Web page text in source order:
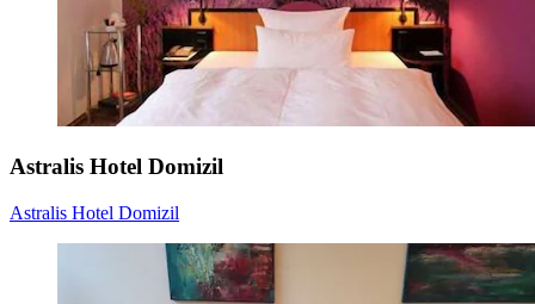
Astralis Hotel Domizil
Astralis Hotel Domizil